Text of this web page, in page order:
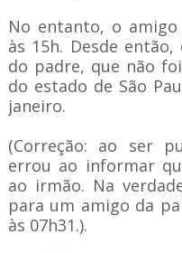
No entanto, o amigo
às 15h. Desde
do padre, que não
do estado de São
janeiro.
(Correção: ao ser
errou ao informar
ao irmão. Na
para um amigo da
às 07h31.).